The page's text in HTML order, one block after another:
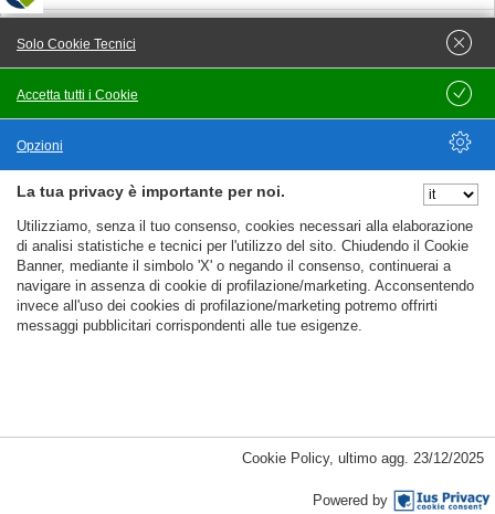
termoidraulici industriali
Riparatore manutentore macchinari impianti
industriali
Saldatori tagliatori fiamma
Stampatore piegatore lamiere
Tracciatore
alimentare 🥫
Addetto essiccatoi continui tabacchifici
La tua privacy è importante per noi.
Utilizziamo, senza il tuo consenso, cookies necessari alla elaborazione
di analisi statistiche e tecnici per l'utilizzo del sito. Chiudendo il Cookie
Banner, mediante il simbolo 'X' o negando il consenso, continuerai a
navigare in assenza di cookie di profilazione/marketing. Acconsentendo
invece all'uso dei cookies di profilazione/marketing potremo offrirti
messaggi pubblicitari corrispondenti alle tue esigenze.
Accetta tutti i Cookie
Solo Cookie Tecnici
Salva
Opzioni
Nascondi Opzioni
Cookie Policy, ultimo agg. 23/12/2025
Powered by